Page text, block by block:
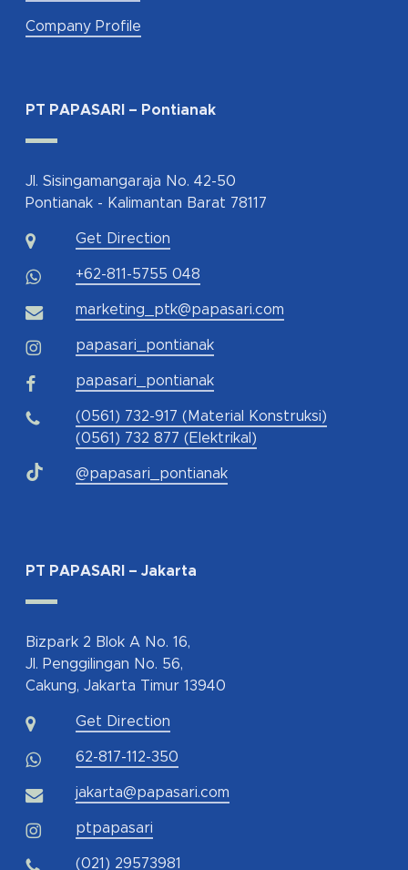
Company Profile
PT PAPASARI – Pontianak
Jl. Sisingamangaraja No. 42-50
Pontianak - Kalimantan Barat 78117
Get Direction
+62-811-5755 048
marketing_ptk@papasari.com
papasari_pontianak
papasari_pontianak
(0561) 732-917 (Material Konstruksi)
(0561) 732 877 (Elektrikal)
@papasari_pontianak
PT PAPASARI – Jakarta
Bizpark 2 Blok A No. 16,
Jl. Penggilingan No. 56,
Cakung, Jakarta Timur 13940
Get Direction
62-817-112-350
jakarta@papasari.com
ptpapasari
(021) 29573981